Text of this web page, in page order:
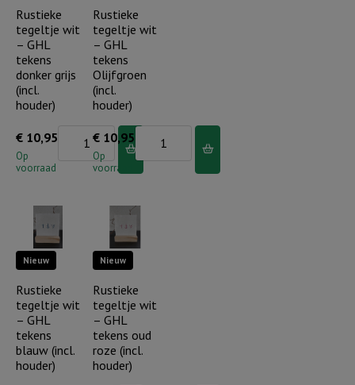
-
regenboog/bloem
houder)
-
regenboog
houder)
Rustieke
tegeltje wit
– GHL
tekens
donker grijs
(incl.
houder)
€ 10,95
Op
voorraad
Rustieke
tegeltje
tekens
grijs
(incl.
aantal
Rustieke
tegeltje wit
– GHL
tekens
Olijfgroen
(incl.
houder)
€ 10,95
Op
voorraad
tegeltje
wit
tekens
(incl.
houder)
aantal
Nieuw
Rustieke
tegeltje wit
– GHL
tekens
blauw (incl.
houder)
Nieuw
Rustieke
tegeltje wit
– GHL
tekens oud
roze (incl.
houder)